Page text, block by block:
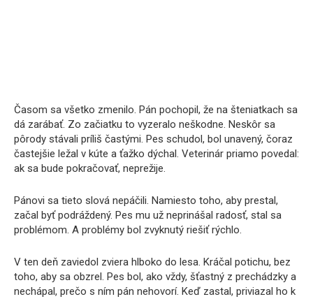
Časom sa všetko zmenilo. Pán pochopil, že na šteniatkach sa
dá zarábať. Zo začiatku to vyzeralo neškodne. Neskôr sa
pôrody stávali príliš častými. Pes schudol, bol unavený, čoraz
častejšie ležal v kúte a ťažko dýchal. Veterinár priamo povedal:
ak sa bude pokračovať, neprežije.
Pánovi sa tieto slová nepáčili. Namiesto toho, aby prestal,
začal byť podráždený. Pes mu už neprinášal radosť, stal sa
problémom. A problémy bol zvyknutý riešiť rýchlo.
V ten deň zaviedol zviera hlboko do lesa. Kráčal potichu, bez
toho, aby sa obzrel. Pes bol, ako vždy, šťastný z prechádzky a
nechápal, prečo s ním pán nehovorí. Keď zastal, priviazal ho k